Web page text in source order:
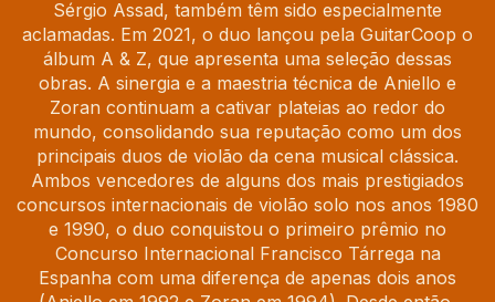
Sérgio Assad, também têm sido especialmente
aclamadas. Em 2021, o duo lançou pela GuitarCoop o
álbum A & Z, que apresenta uma seleção dessas
obras. A sinergia e a maestria técnica de Aniello e
Zoran continuam a cativar plateias ao redor do
mundo, consolidando sua reputação como um dos
principais duos de violão da cena musical clássica.
Ambos vencedores de alguns dos mais prestigiados
concursos internacionais de violão solo nos anos 1980
e 1990, o duo conquistou o primeiro prêmio no
Concurso Internacional Francisco Tárrega na
Espanha com uma diferença de apenas dois anos